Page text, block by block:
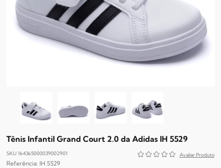
Tênis Infantil Grand Court 2.0 da Adidas IH 5529
SKU 164365000039002901
IH 5529